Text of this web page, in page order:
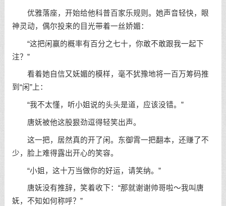
优雅落座，开始给他科普百家乐规则。她声音轻快，眼
神灵动，偶尔投来的目光带着一丝娇媚：
“这把闲赢的概率有百分之七十，你敢不敢跟我一起下
注？”
看着她自信又妩媚的模样，毫不犹豫地将一百万筹码推
到“闲”上：
“我不太懂，听小姐说的头头是道，应该没错。”
唐妩被他这股狠劲逗得轻笑出声。
这一把，居然真的开了闲。东御霄一把翻本，还赚了不
少，脸上难得露出开心的笑容。
“小姐，这十万当做你的好运，请笑纳。”
唐妩没有推辞，笑着收下：“那就谢谢帅哥啦～我叫唐
妩，不知如何称呼？”